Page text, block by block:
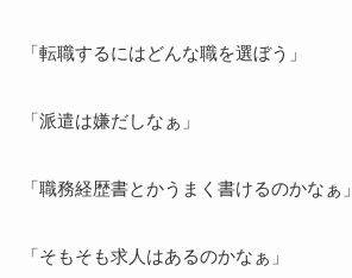
「転職するにはどんな職を選ぼう」
「派遣は嫌だしなぁ」
「職務経歴書とかうまく書けるのかなぁ」
「そもそも求人はあるのかなぁ」